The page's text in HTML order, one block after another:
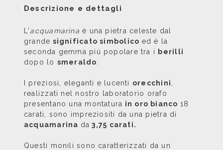
Descrizione e dettagli
L'acquamarina è una pietra celeste dal
grande significato simbolico ed è la
seconda gemma più popolare tra i
berilli
dopo lo smeraldo
I preziosi, eleganti e lucenti orecchini
realizzati nel nostro laboratorio orafo
presentano una montatura in oro bianco 18
carati, sono impreziositi da una pietra di
acquamarina da 3,75 carati.
Questi monili sono caratterizzati da un